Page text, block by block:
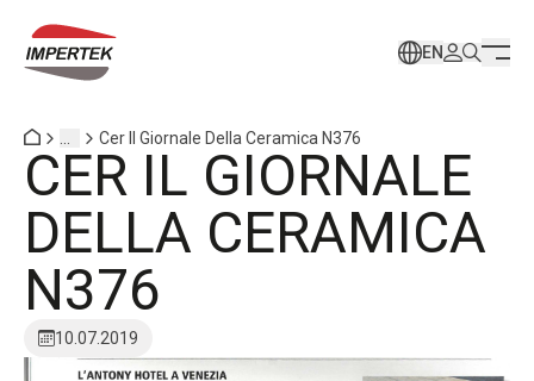
EN
Cer Il Giornale Della Ceramica N376
CER IL GIORNALE
DELLA CERAMICA
N376
10.07.2019